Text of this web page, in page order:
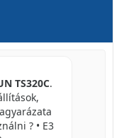
TS320C.
? • E3